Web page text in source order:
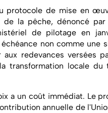
protocole de mise en
de la pêche, dénoncé
de pilotage en
non comme une
redevances versées
transformation locale du
a un coût immédiat. Le
annuelle de